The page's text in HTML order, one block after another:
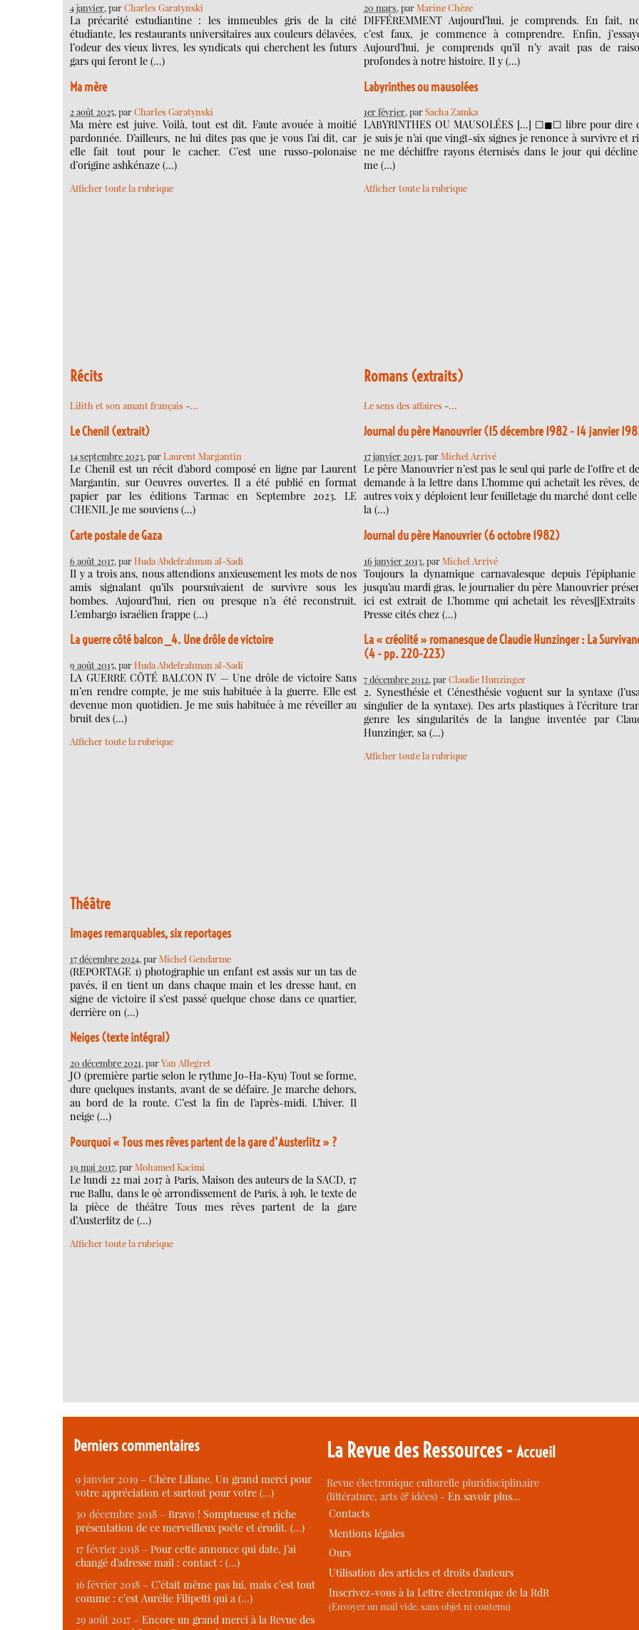
4 janvier, parCharles Garatynski
La précarité estudiantine : les immeubles gris de la cité
étudiante, les restaurants universitaires aux couleurs délavées,
l’odeur des vieux livres, les syndicats qui cherchent les futurs
gars qui feront le (…)
Ma mère
2 août 2025, parCharles Garatynski
Ma mère est juive. Voilà, tout est dit. Faute avouée à moitié
pardonnée. D’ailleurs, ne lui dites pas que je vous l’ai dit, car
elle fait tout pour le cacher. C’est une russo-polonaise
d’origine ashkénaze (…)
Afficher toute la rubrique
20 mars, parMarine Chèze
DIFFÉREMMENT Aujourd’hui, je comprends. En fait,
c’est faux, je commence à comprendre. Enfin,
Aujourd’hui, je comprends qu’il n’y avait pas de
profondes à notre histoire. Il y (…)
Labyrinthes ou mausolées
1er février, parSacha Zamka
LABYRINTHES OU MAUSOLÉES […] ☐◼︎☐ libre pour dire
je suis je n’ai que vingt-six signes je renonce à survivre et
ne me déchiffre rayons éternisés dans le jour qui
me (…)
Afficher toute la rubrique
Récits
Lilith et son amant français -…
Le Chenil (extrait)
14 septembre 2023, parLaurent Margantin
Le Chenil est un récit d’abord composé en ligne par Laurent
Margantin, sur Oeuvres ouvertes. Il a été publié en format
papier par les éditions Tarmac en Septembre 2023. LE
CHENIL Je me souviens (…)
Carte postale de Gaza
6 août 2017, parHuda Abdelrahman al-Sadi
Il y a trois ans, nous attendions anxieusement les mots de nos
amis signalant qu’ils poursuivaient de survivre sous les
bombes. Aujourd’hui, rien ou presque n’a été reconstruit.
L’embargo israélien frappe (…)
La guerre côté balcon _4. Une drôle de victoire
9 août 2015, parHuda Abdelrahman al-Sadi
LA GUERRE CÔTÉ BALCON IV — Une drôle de victoire Sans
m’en rendre compte, je me suis habituée à la guerre. Elle est
devenue mon quotidien. Je me suis habituée à me réveiller au
bruit des (…)
Afficher toute la rubrique
Romans (extraits)
Le sens des affaires -…
Journal du père Manouvrier (15 décembre 1982 - 14 janvier
17 janvier 2013, parMichel Arrivé
Le père Manouvrier n’est pas le seul qui parle de l’offre et
demande à la lettre dans L’homme qui achetait les rêves,
autres voix y déploient leur feuilletage du marché dont celle
la (…)
Journal du père Manouvrier (6 octobre 1982)
16 janvier 2013, parMichel Arrivé
Toujours la dynamique carnavalesque depuis
jusqu’au mardi gras, le journalier du père Manouvrier
ici est extrait de L’homme qui achetait les rêves[[Extraits
Presse cités chez (…)
La « créolité » romanesque de Claudie Hunzinger : La
(4 - pp. 220-223)
7 décembre 2012, parClaudie Hunzinger
2. Synesthésie et Cénesthésie voguent sur la syntaxe
singulier de la syntaxe). Des arts plastiques à l’écriture
genre les singularités de la langue inventée par
Hunzinger, sa (…)
Afficher toute la rubrique
Théâtre
Images remarquables, six reportages
17 décembre 2024, parMichel Gendarme
(REPORTAGE 1) photographie un enfant est assis sur un tas de
pavés, il en tient un dans chaque main et les dresse haut, en
signe de victoire il s’est passé quelque chose dans ce quartier,
derrière on (…)
Neiges (texte intégral)
20 décembre 2021, parYan Allegret
JO (première partie selon le rythme Jo-Ha-Kyu) Tout se forme,
dure quelques instants, avant de se défaire. Je marche dehors,
au bord de la route. C’est la fin de l’après-midi. L’hiver. Il
neige (…)
Pourquoi « Tous mes rêves partent de la gare d’Austerlitz » ?
19 mai 2017, parMohamed Kacimi
Le lundi 22 mai 2017 à Paris, Maison des auteurs de la SACD, 17
rue Ballu, dans le 9è arrondissement de Paris, à 19h, le texte de
la pièce de théâtre Tous mes rêves partent de la gare
d’Austerlitz de (…)
Afficher toute la rubrique
Derniers commentaires
9 janvier 2019 – Chère Liliane, Un grand merci pour
votre appréciation et surtout pour votre (…)
30 décembre 2018 – Bravo ! Somptueuse et riche
présentation de ce merveilleux poète et érudit. (…)
17 février 2018 – Pour cette annonce qui date, j’ai
changé d’adresse mail : contact : (…)
16 février 2018 – C’était même pas lui, mais c’est tout
comme : c’est Aurélie Filipetti qui a (…)
29 août 2017 – Encore un grand merci à la Revue des
La Revue des Ressources -Accueil
Revue électronique culturelle pluridisciplinaire
(littérature, arts & idées) -En savoir plus…
Contacts
Mentions légales
Ours
Utilisation des articles et droits d’auteurs
Inscrivez-vous à la Lettre électronique de la RdR
(Envoyez un mail vide, sans objet ni contenu)